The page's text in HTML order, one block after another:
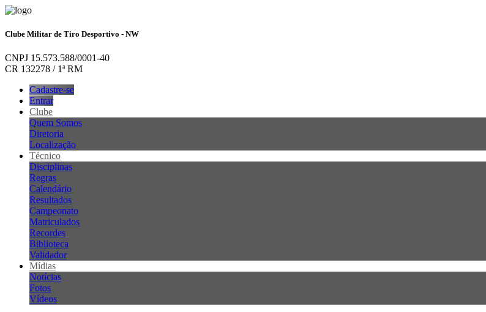
Clube Militar de Tiro Desportivo - NW
CNPJ 15.573.588/0001-40
CR 132278 / 1ª RM
Cadastre-se
Entrar
Clube
Quem Somos
Diretoria
Localização
Técnico
Disciplinas
Regras
Calendário
Resultados
Campeonato
Matriculados
Recordes
Biblioteca
Validador
Mídias
Notícias
Fotos
Vídeos